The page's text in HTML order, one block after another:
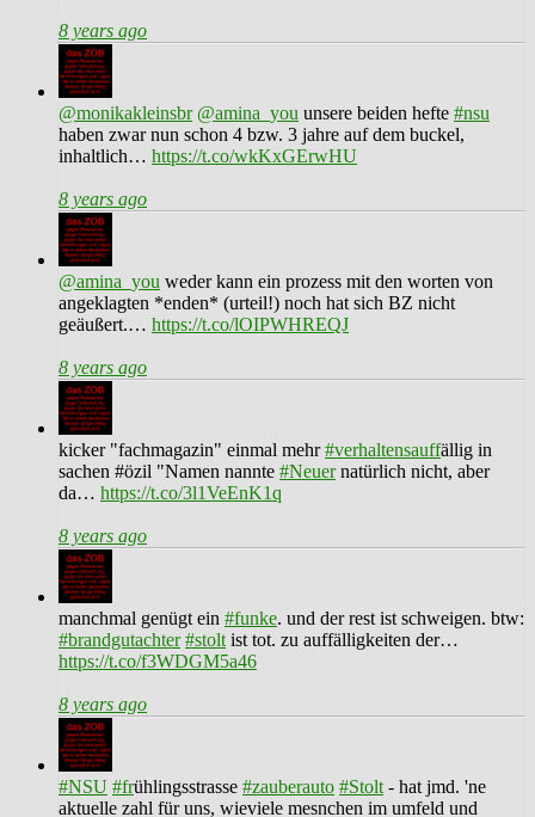
8 years ago
@monikakleinsbr @amina_you unsere beiden hefte #nsu
haben zwar nun schon 4 bzw. 3 jahre auf dem buckel,
inhaltlich… https://t.co/wkKxGErwHU
8 years ago
@amina_you weder kann ein prozess mit den worten von
angeklagten *enden* (urteil!) noch hat sich BZ nicht
geäußert.… https://t.co/lOIPWHREQJ
8 years ago
kicker "fachmagazin" einmal mehr#verhaltensauffällig in
sachen #özil "Namen nannte #Neuernatürlich nicht, aber
da… https://t.co/3l1VeEnK1q
8 years ago
manchmal genügt ein #funke. und der rest ist schweigen. btw:
#brandgutachter #stolt ist tot. zu auffälligkeiten der…
https://t.co/f3WDGM5a46
8 years ago
#NSU #frühlingsstrasse #zauberauto #Stolt - hat jmd. 'ne
aktuelle zahl für uns, wieviele mesnchen im umfeld und